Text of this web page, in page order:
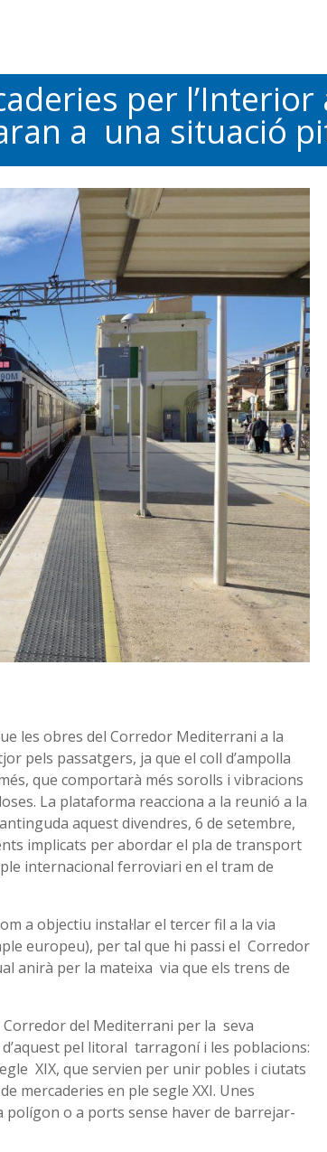
per
a una situació
les obres del Corredor Mediterrani a la
pels passatgers, ja que el coll d’ampolla
que comportarà més sorolls i vibracions
La plataforma reacciona a la reunió a la
aquest divendres, 6 de setembre,
implicats per abordar el pla de transport
internacional ferroviari en el tram de
a objectiu instal·lar el tercer fil a la via
europeu), per tal que hi passi el Corredor
anirà per la mateixa via que els trens de
del Mediterrani per la seva
pel litoral tarragoní i les poblacions:
XIX, que servien per unir pobles i ciutats
mercaderies en ple segle XXI. Unes
o a ports sense haver de barrejar-